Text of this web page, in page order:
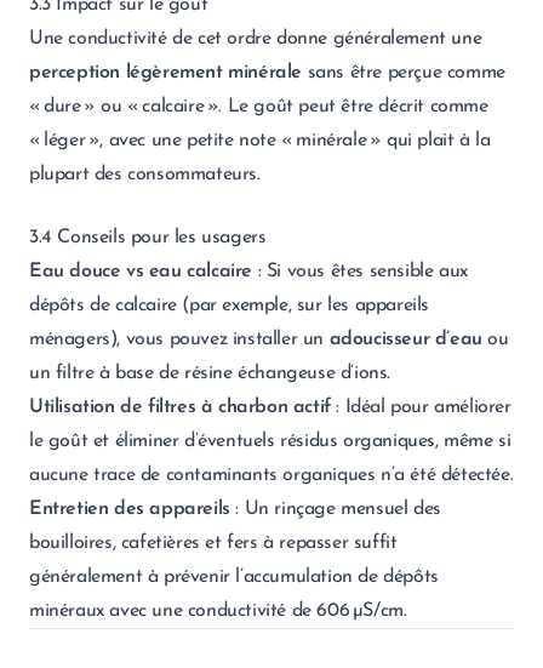
3.3 Impact sur le goût
Une conductivité de cet ordre donne généralement une
perception légèrement minérale sans être perçue comme
« dure » ou « calcaire ». Le goût peut être décrit comme
« léger », avec une petite note « minérale » qui plait à la
plupart des consommateurs.
3.4 Conseils pour les usagers
Eau douce vs eau calcaire : Si vous êtes sensible aux
dépôts de calcaire (par exemple, sur les appareils
ménagers), vous pouvez installer un adoucisseur d’eau ou
un filtre à base de résine échangeuse d’ions.
Utilisation de filtres à charbon actif: Idéal pour améliorer
le goût et éliminer d’éventuels résidus organiques, même si
aucune trace de contaminants organiques n’a été détectée.
Entretien des appareils : Un rinçage mensuel des
bouilloires, cafetières et fers à repasser suffit
généralement à prévenir l’accumulation de dépôts
minéraux avec une conductivité de 606 µS/cm.